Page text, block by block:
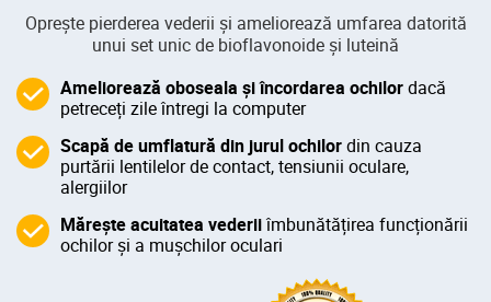
Opreşte pierderea vederii şi ameliorează umfarea datorită
unui set unic de bioflavonoide și luteină
Ameliorează oboseala și încordarea ochilordacă
petreceți zile întregi la computer
Scapă de umflatură din jurul ochilordin cauza
purtării lentilelor de contact, tensiunii oculare,
alergiilor
Măreşte acuitatea vederiiîmbunătățirea funcționării
ochilor și a mușchilor oculari